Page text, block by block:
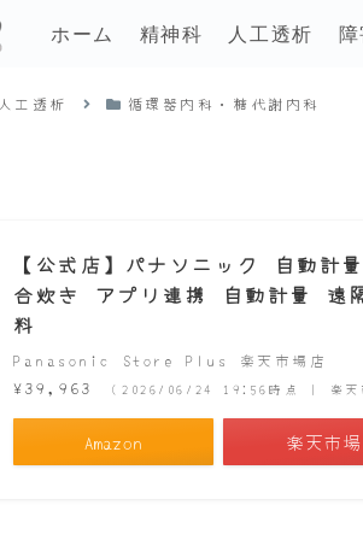
ホーム 精神科 人工透析
人工透析 循環器内科・糖代謝内科
【公式店】パナソニック 自動
合炊き アプリ連携 自動計量
料
Panasonic Store Plus 楽天市場店
¥39,963 （2026/06/24 19:56時点 | 楽天
Amazon 楽天市場